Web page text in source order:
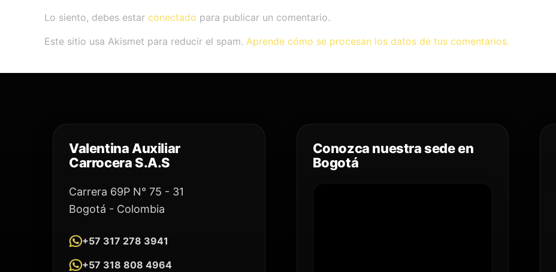
Lo siento, debes estar conectado para publicar un comentario.
Este sitio usa Akismet para reducir el spam. Aprende cómo se procesan los datos de tus comentarios.
Valentina Auxiliar
Carrocera S.A.S
Carrera 69P N° 75 - 31
Bogotá - Colombia
+57 317 278 3941
+57 318 808 4964
Conozca nuestra sede en
Bogotá